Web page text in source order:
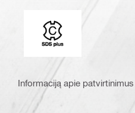
Jungimo antgalis
Informaciją apie